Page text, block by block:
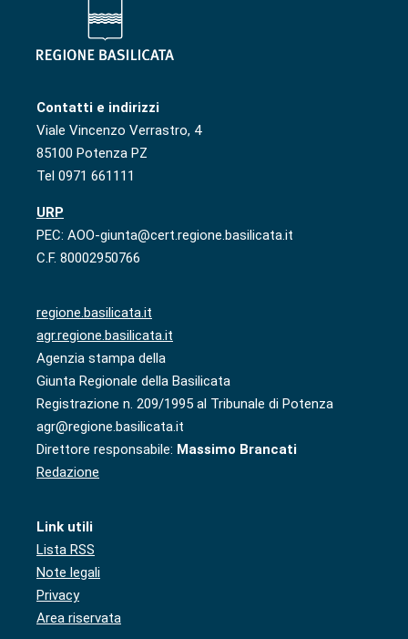
Contatti e indirizzi
Viale Vincenzo Verrastro, 4
85100 Potenza PZ
Tel 0971 661111
URP
PEC: AOO-giunta@cert.regione.basilicata.it
C.F. 80002950766
regione.basilicata.it
agr.regione.basilicata.it
Agenzia stampa della
Giunta Regionale della Basilicata
Registrazione n. 209/1995 al Tribunale di Potenza
agr@regione.basilicata.it
Direttore responsabile: Massimo Brancati
Redazione
Link utili
Lista RSS
Note legali
Privacy
Area riservata